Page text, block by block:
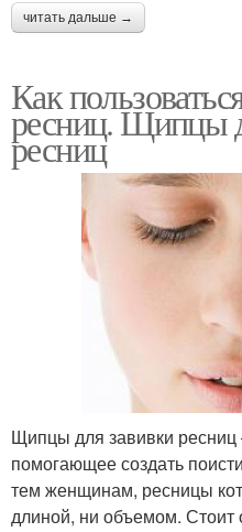
читать дальше →
Как
ресниц. Щипцы
ресниц
Щипцы для завивки ресниц
помогающее создать
тем женщинам, ресницы
длиной, ни объемом. Стоит